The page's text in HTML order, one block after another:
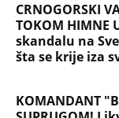
CRNOGORSKI
TOKOM HIMNE
skandalu na
šta se krije iza
KOMANDANT